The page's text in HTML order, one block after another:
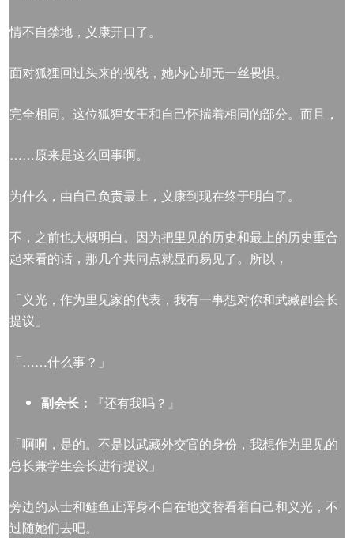
情不自禁地，义康开口了。
面对狐狸回过头来的视线，她内心却无一丝畏惧。
完全相同。这位狐狸女王和自己怀揣着相同的部分。而且，
……原来是这么回事啊。
为什么，由自己负责最上，义康到现在终于明白了。
不，之前也大概明白。因为把里见的历史和最上的历史重合
起来看的话，那几个共同点就显而易见了。所以，
「义光，作为里见家的代表，我有一事想对你和武藏副会长
提议」
「……什么事？」
副会长： 『还有我吗？』
「啊啊，是的。不是以武藏外交官的身份，我想作为里见的
总长兼学生会长进行提议」
旁边的从士和鲑鱼正浑身不自在地交替看着自己和义光，不
过随她们去吧。